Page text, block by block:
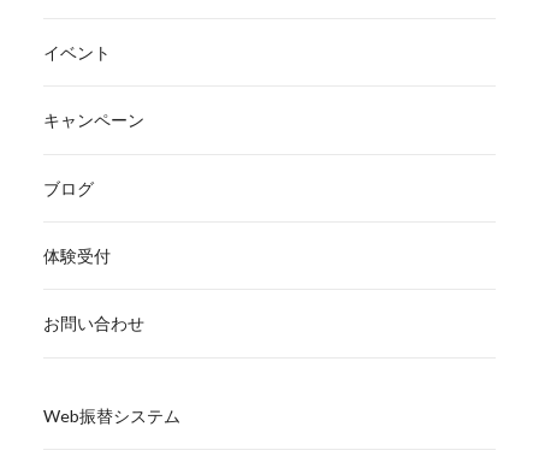
イベント
キャンペーン
ブログ
体験受付
お問い合わせ
Web振替システム